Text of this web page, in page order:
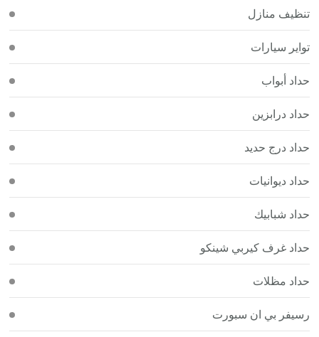
تنظيف منازل
تواير سيارات
حداد أبواب
حداد درابزين
حداد درج حديد
حداد ديوانيات
حداد شبابيك
حداد غرف كيربي شينكو
حداد مظلات
رسيفر بي ان سبورت